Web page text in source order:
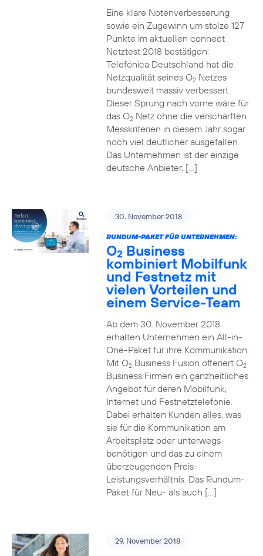
Eine klare Notenverbesserung
sowie ein Zugewinn um stolze 127
Punkte im aktuellen connect
Netztest 2018 bestätigen:
Telefónica Deutschland hat die
Netzqualität seines O2Netzes
bundesweit massiv verbessert.
Dieser Sprung nach vorne wäre für
das O2Netz ohne die verschärften
Messkriterien in diesem Jahr sogar
noch viel deutlicher ausgefallen.
Das Unternehmen ist der einzige
deutsche Anbieter, […]
30. November 2018
RUNDUM-PAKET FÜR UNTERNEHMEN:
O2 Business
kombiniert Mobilfunk
und Festnetz mit
vielen Vorteilen und
einem Service-Team
Ab dem 30. November 2018
erhalten Unternehmen ein All-in-
One-Paket für ihre Kommunikation:
Mit O2Business Fusion offeriert O2
Business Firmen ein ganzheitliches
Angebot für deren Mobilfunk,
Internet und Festnetztelefonie.
Dabei erhalten Kunden alles, was
sie für die Kommunikation am
Arbeitsplatz oder unterwegs
benötigen und das zu einem
überzeugenden Preis-
Leistungsverhältnis. Das Rundum-
Paket für Neu- als auch […]
29. November 2018